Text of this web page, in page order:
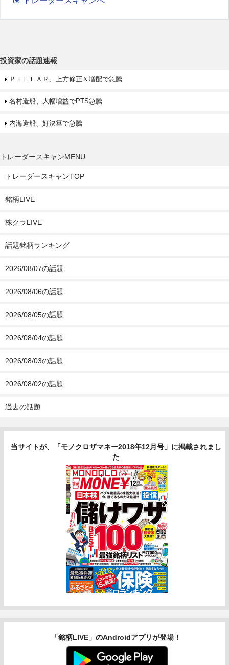
投資家の話題速報
ＰＩＬＬＡＲ、上方修正＆増配で急騰
名村造船、大幅増益でPTS急騰
内海造船、好決算で急騰
トレーダースキャンMENU
トレーダースキャンTOP
銘柄LIVE
株クラLIVE
話題銘柄ランキング
2026/08/07の話題
2026/08/06の話題
2026/08/05の話題
2026/08/04の話題
2026/08/03の話題
2026/08/02の話題
過去の話題
当サイトが、「モノクロザマネー2018年12月号」に掲載されまし
た
「銘柄LIVE」のAndroidアプリが登場！